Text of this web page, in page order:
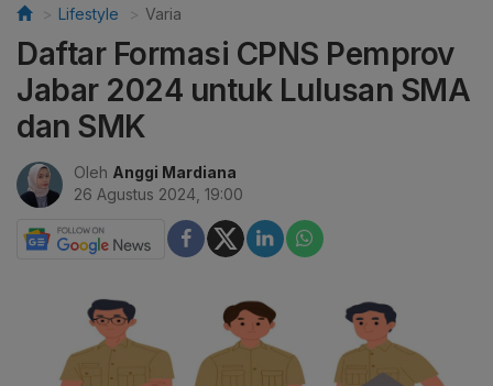
Lifestyle Varia
Daftar Formasi CPNS Pemprov
Jabar 2024 untuk Lulusan SMA
dan SMK
Oleh Anggi Mardiana
26 Agustus 2024, 19:00